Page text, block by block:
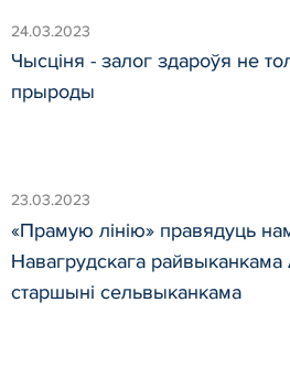
24.03.2023
Чысціня - залог здароўя не
прыроды
23.03.2023
«Прамую лінію» правядуць
Навагрудскага райвыканкама
старшыні сельвыканкама